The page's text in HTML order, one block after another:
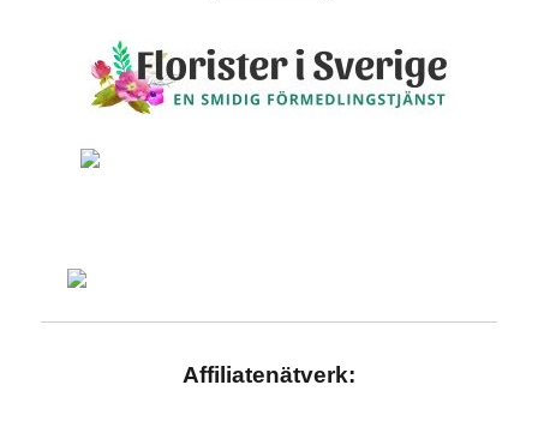
Affiliatenätverk: